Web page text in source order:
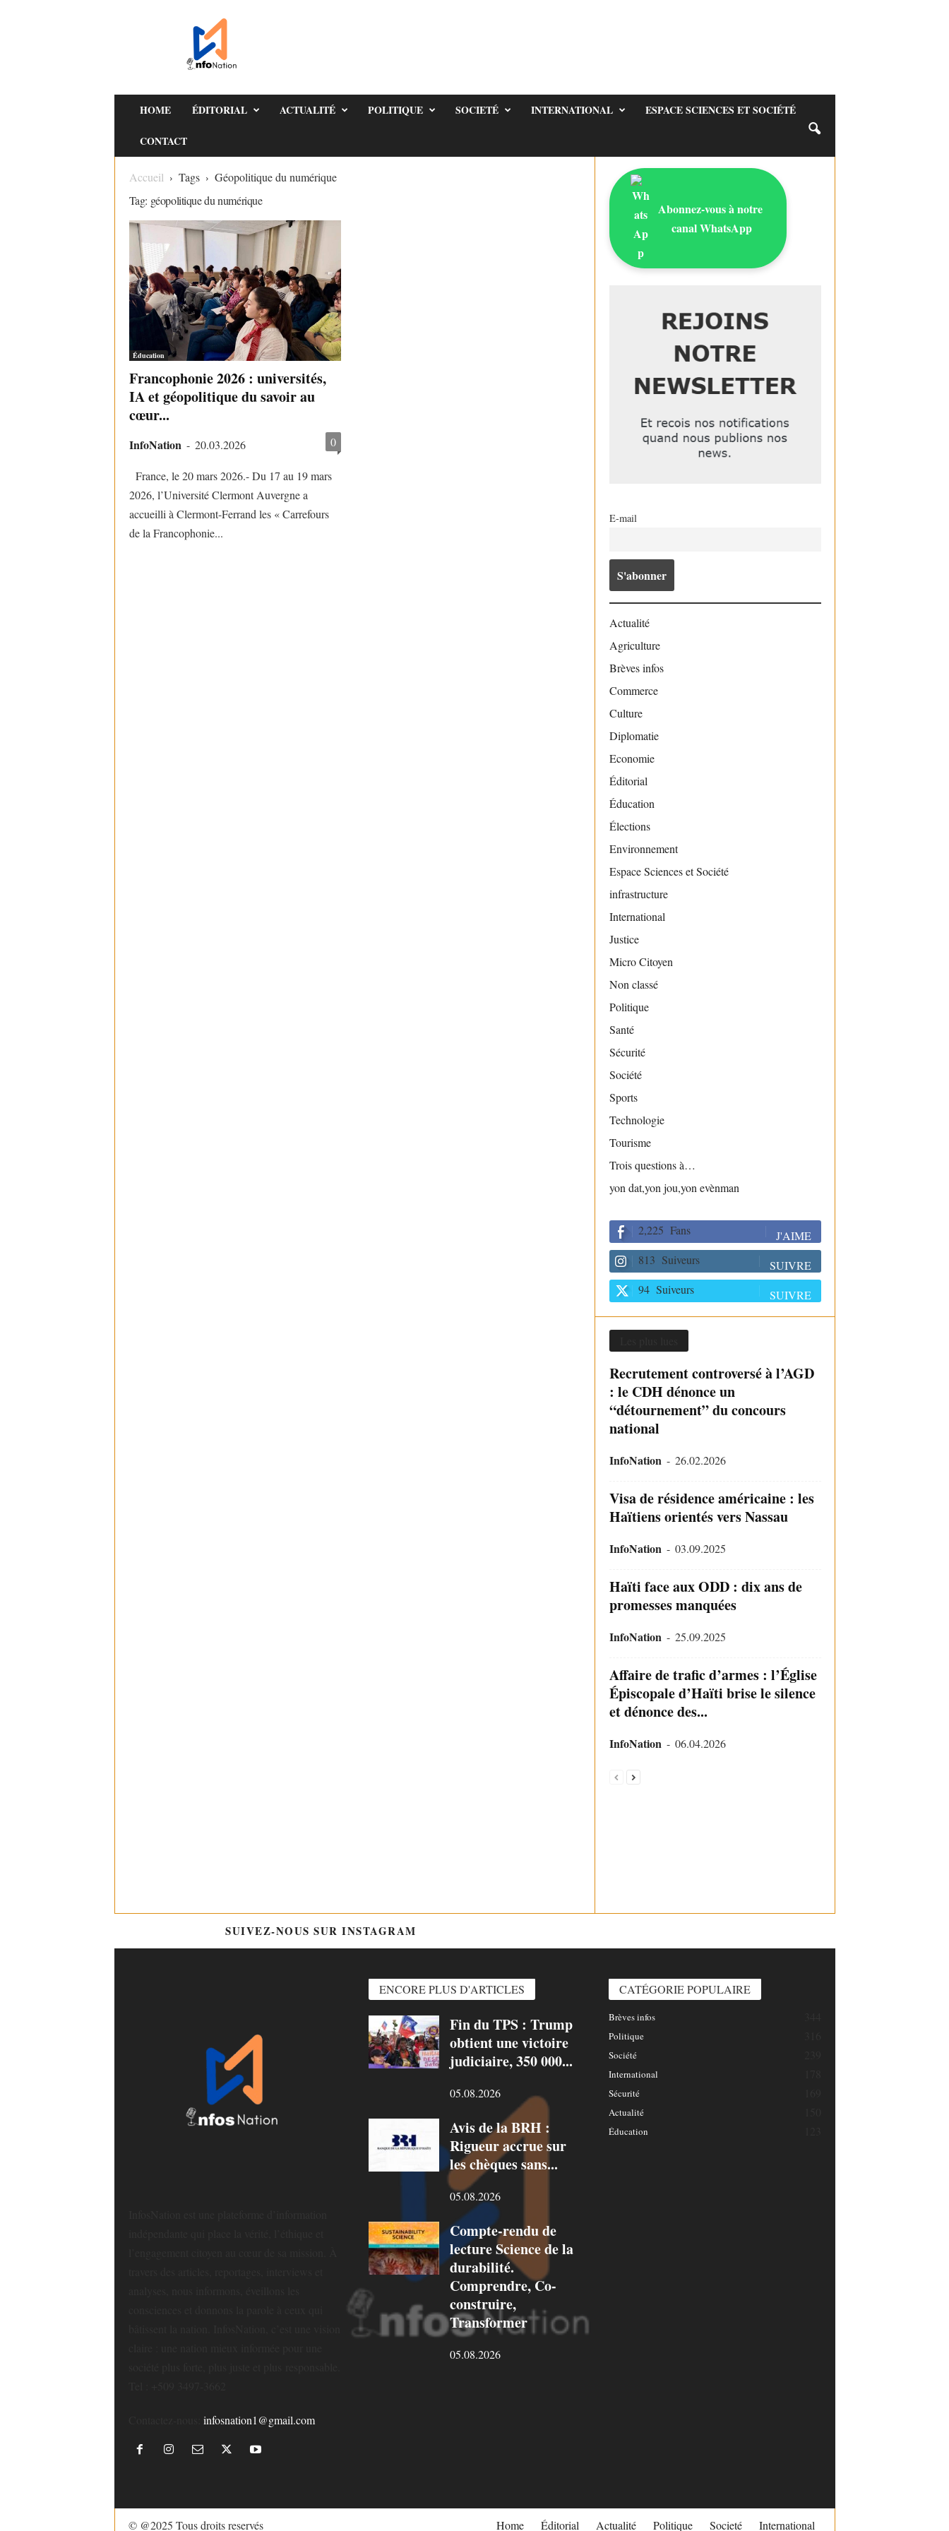
HOME ÉDITORIAL ACTUALITÉ POLITIQUE SOCIETÉ INTERNATIONAL ESPACE SCIENCES ET SOCIÉTÉ
CONTACT
Accueil Tags
Géopolitique du numérique
Tag: géopolitique du numérique
Éducation
Francophonie 2026 : universités,
IA et géopolitique du savoir au
cœur...
InfoNation - 20.03.2026 0
France, le 20 mars 2026.- Du 17 au 19 mars
2026, l’Université Clermont Auvergne a
accueilli à Clermont-Ferrand les « Carrefours
de la Francophonie...
Abonnez-vous à notre
canal WhatsApp
E-mail
Actualité
Agriculture
Brèves infos
Commerce
Culture
Diplomatie
Economie
Éditorial
Éducation
Élections
Environnement
Espace Sciences et Société
infrastructure
International
Justice
Micro Citoyen
Non classé
Politique
Santé
Sécurité
Société
Sports
Technologie
Tourisme
Trois questions à…
yon dat,yon jou,yon evènman
2,225 Fans
J'AIME
813 Suiveurs
SUIVRE
94 Suiveurs SUIVRE
Recrutement controversé à l’AGD
: le CDH dénonce un
“détournement” du concours
national
InfoNation - 26.02.2026
Visa de résidence américaine : les
Haïtiens orientés vers Nassau
InfoNation - 03.09.2025
Haïti face aux ODD : dix ans de
promesses manquées
InfoNation - 25.09.2025
Affaire de trafic d’armes : l’Église
Épiscopale d’Haïti brise le silence
et dénonce des...
InfoNation - 06.04.2026
SUIVEZ-NOUS SUR INSTAGRAM
infosnation1@gmail.com
ENCORE PLUS D'ARTICLES
Fin du TPS : Trump
obtient une victoire
judiciaire, 350 000...
05.08.2026
Avis de la BRH :
Rigueur accrue sur
les chèques sans...
05.08.2026
Compte-rendu de
lecture Science de la
durabilité.
Comprendre, Co-
construire,
Transformer
05.08.2026
CATÉGORIE POPULAIRE
Brèves infos
Politique
Société
International
Sécurité
Actualité
Éducation
Home Éditorial Actualité Politique Societé International
© @2025 Tous droits reservés